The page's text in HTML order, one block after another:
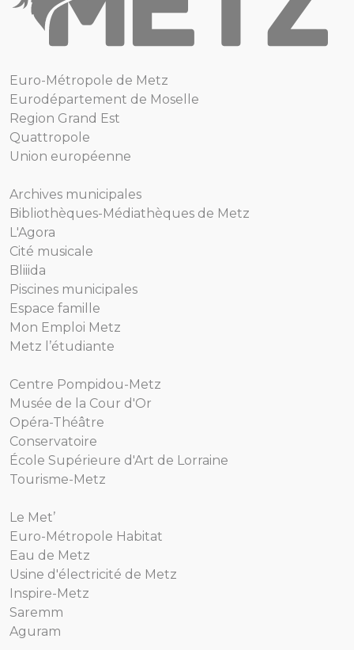
Euro-Métropole de Metz
Eurodépartement de Moselle
Region Grand Est
Quattropole
Union européenne
Archives municipales
Bibliothèques-Médiathèques de Metz
L'Agora
Cité musicale
Bliiida
Piscines municipales
Espace famille
Mon Emploi Metz
Metz l’étudiante
Centre Pompidou-Metz
Musée de la Cour d'Or
Opéra-Théâtre
Conservatoire
École Supérieure d'Art de Lorraine
Tourisme-Metz
Le Met’
Euro-Métropole Habitat
Eau de Metz
Usine d'électricité de Metz
Inspire-Metz
Saremm
Aguram